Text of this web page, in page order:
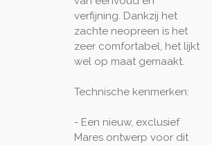
verfijning. Dankzij het
zachte neopreen is het
zeer comfortabel, het lijkt
wel op maat gemaakt.
Technische kenmerken:
- Een nieuw, exclusief
Mares ontwerp voor dit